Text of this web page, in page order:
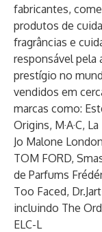
fabricantes,
produtos de
fragrâncias e
responsável pela
prestígio no
vendidos em
marcas como:
Origins, M·A·C,
Jo Malone
TOM FORD,
de Parfums
Too Faced,
incluindo The
ELC-L